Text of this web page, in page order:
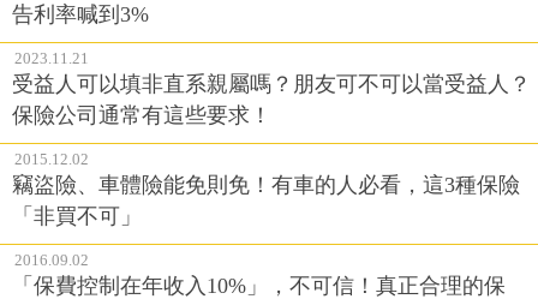
告利率喊到3%
2023.11.21
受益人可以填非直系親屬嗎？朋友可不可以當受益人？
保險公司通常有這些要求！
2015.12.02
竊盜險、車體險能免則免！有車的人必看，這3種保險
「非買不可」
2016.09.02
「保費控制在年收入10%」，不可信！真正合理的保